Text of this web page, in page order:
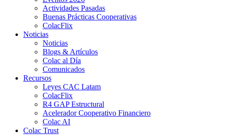
Actividades Pasadas
Buenas Prácticas Cooperativas
ColacFlix
Noticias
Noticias
Blogs & Artículos
Colac al Día
Comunicados
Recursos
Leyes CAC Latam
ColacFlix
R4 GAP Estructural
Acelerador Cooperativo Financiero
Colac AI
Colac Trust